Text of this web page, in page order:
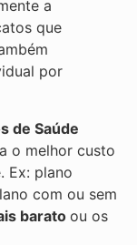
a
que
por
de Saúde
o melhor custo
Ex: plano
com ou sem
barato ou os